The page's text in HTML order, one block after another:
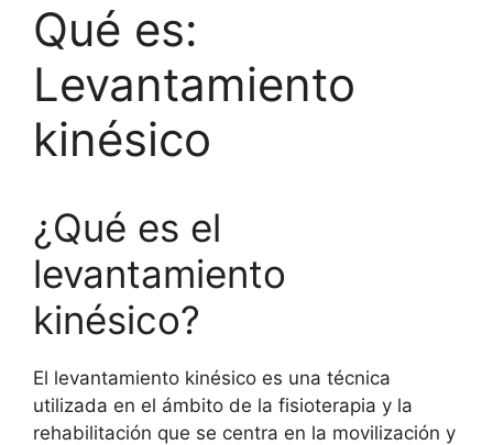
Qué es:
Levantamiento
kinésico
¿Qué es el
levantamiento
kinésico?
El levantamiento kinésico es una técnica
utilizada en el ámbito de la fisioterapia y la
rehabilitación que se centra en la movilización y